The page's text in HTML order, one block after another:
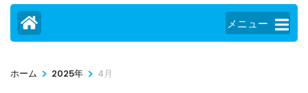
(Enter
す)
メニュー
ホーム > 2025年 > 4月